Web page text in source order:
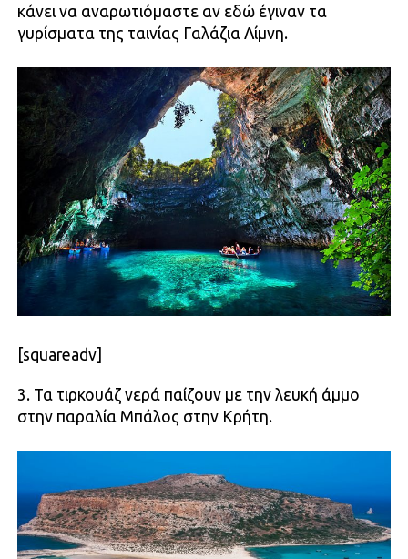
κάνει να αναρωτιόμαστε αν εδώ έγιναν τα
γυρίσματα της ταινίας Γαλάζια Λίμνη.
[squareadv]
3. Τα τιρκουάζ νερά παίζουν με την λευκή άμμο
στην παραλία Μπάλος στην Κρήτη.